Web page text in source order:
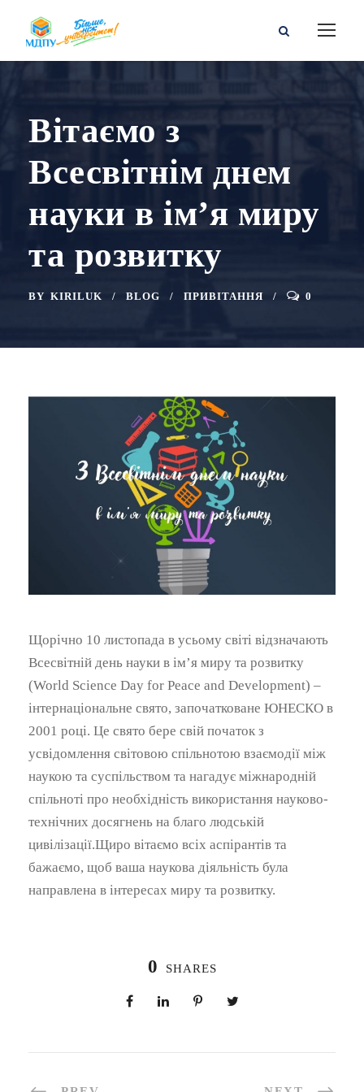
Вітаємо з
Всесвітнім днем
науки в ім’я миру
та розвитку
BY KIRILUK BLOG ПРИВІТАННЯ 0
Щорічно 10 листопада в усьому світі відзначають
Всесвітній день науки в ім’я миру та розвитку
(World Science Day for Peace and Development) –
інтернаціональне свято, започатковане ЮНЕСКО в
2001 році. Це свято бере свій початок з
усвідомлення світовою спільнотою взаємодії між
наукою та суспільством та нагадує міжнародній
спільноті про необхідність використання науково-
технічних досягнень на благо людській
цивілізації.Щиро вітаємо всіх аспірантів та
бажаємо, щоб ваша наукова діяльність була
направлена в інтересах миру та розвитку.
0 SHARES